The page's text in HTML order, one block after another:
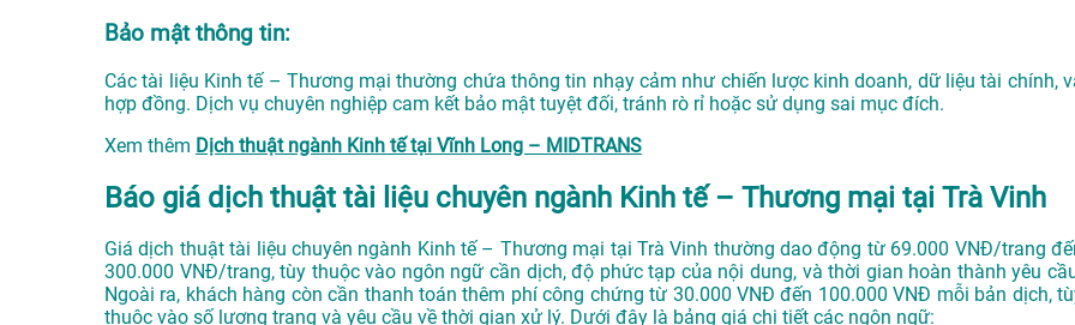
Bảo mật thông tin:
Các tài liệu Kinh tế – Thương mại thường chứa thông tin nhạy cảm như chiến lược kinh doanh, dữ liệu tài chính,
hợp đồng. Dịch vụ chuyên nghiệp cam kết bảo mật tuyệt đối, tránh rò rỉ hoặc sử dụng sai mục đích.
Xem thêm Dịch thuật ngành Kinh tế tại Vĩnh Long – MIDTRANS
Báo giá dịch thuật tài liệu chuyên ngành Kinh tế – Thương mại tại Trà Vinh
Giá dịch thuật tài liệu chuyên ngành Kinh tế – Thương mại tại Trà Vinh thường dao động từ 69.000 VNĐ/trang
300.000 VNĐ/trang, tùy thuộc vào ngôn ngữ cần dịch, độ phức tạp của nội dung, và thời gian hoàn thành yêu
Ngoài ra, khách hàng còn cần thanh toán thêm phí công chứng từ 30.000 VNĐ đến 100.000 VNĐ mỗi bản dịch,
thuộc vào số lượng trang và yêu cầu về thời gian xử lý. Dưới đây là bảng giá chi tiết các ngôn ngữ: